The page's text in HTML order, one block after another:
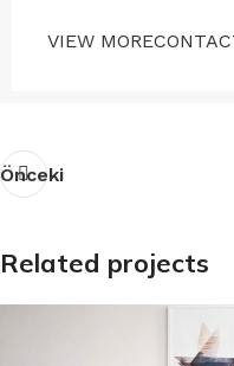
VIEW MORE
Önceki
Related projects